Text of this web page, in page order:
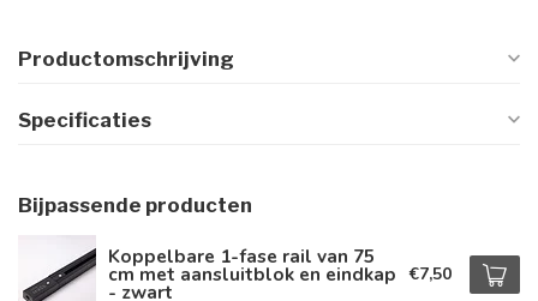
Productomschrijving
Specificaties
Bijpassende producten
Koppelbare 1-fase rail van 75
cm met aansluitblok en eindkap
- zwart
€7,50